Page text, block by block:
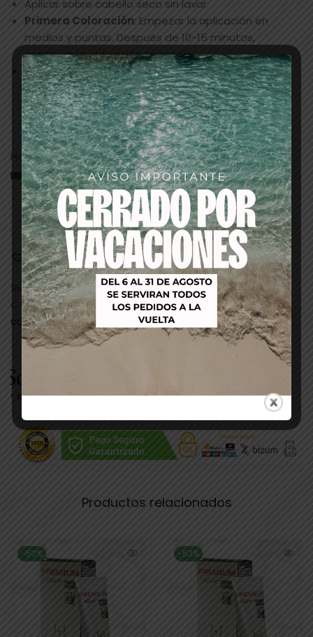
Aplicar sobre cabello seco sin lavar
Primera Coloración: Empezar la aplicación en
medios y puntas. Después de 10-15 minutos,
continuar la aplicación en la raíz
Recrecimiento:Empezar la aplicación en la raíz.
Después de 15-30 minutos continuar la aplicación
dual* en medios y puntas.
Hay 21 existencias
AÑADIR AL CARRITO
Añadir a la lista de deseos
SKU:3038
Categorías:PELUQUERIA,tintes/baño de
color/oxigenadas
Productos relacionados
-53% -53%